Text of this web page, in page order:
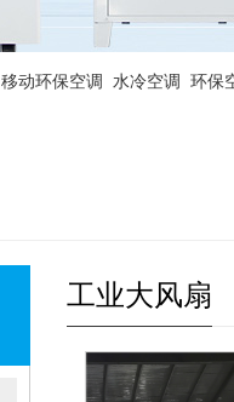
移动环保空调 水冷空调 环保
工业大风扇